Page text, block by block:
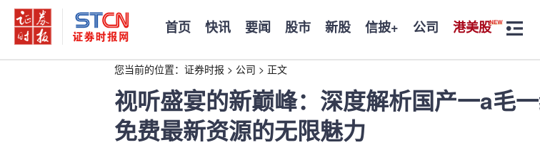
首页 快讯 要闻 股市 新股 信披+ 公司 港美股
您当前的位置： 证券时报 > 公司 > 正文
视听盛宴的新巅峰：深度解析国产一a毛
免费最新资源的无限魅力